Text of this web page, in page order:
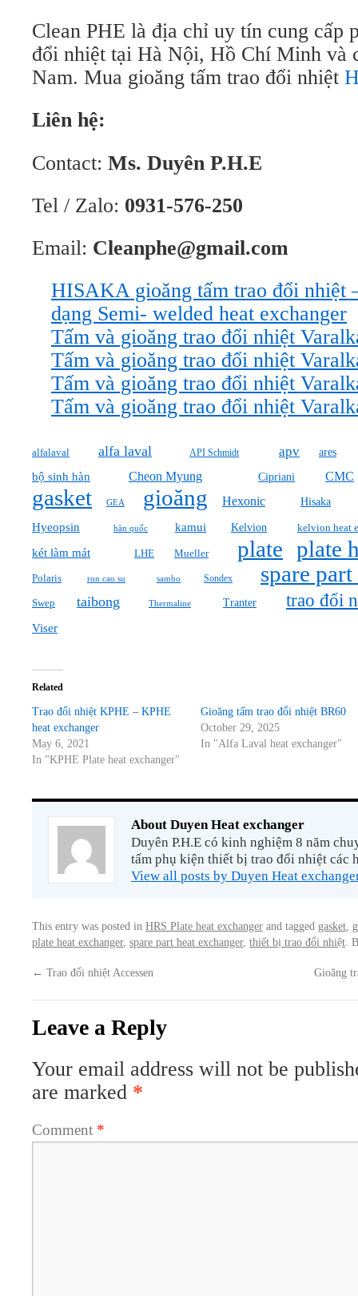
Clean PHE là địa chỉ uy tín cung cấp
đổi nhiệt tại Hà Nội, Hồ Chí Minh và
Nam. Mua gioăng tấm trao đổi nhiệt
Liên hệ:
Contact: Ms. Duyên P.H.E
Tel / Zalo: 0931-576-250
Email: Cleanphe@gmail.com
HISAKA gioăng tấm trao đổi nhiệt
dạng Semi- welded heat exchanger
Tấm và gioăng trao đổi nhiệt
Tấm và gioăng trao đổi nhiệt
Tấm và gioăng trao đổi nhiệt
Tấm và gioăng trao đổi nhiệt
alfalaval alfa laval API Schmidt apv
ares
bộ sinh hàn
Cheon Myung Cipriani CMC
gasket GEA gioăng Hexonic Hisaka
Hyeopsin hàn quốc kamui Kelvion kelvion heat
két làm mát LHE Mueller plate plate
Polaris ron cao su sambo Sondex spare
Swep taibong Thermaline Tranter trao đổi
Viser
Related
Trao đổi nhiệt KPHE – KPHE
heat exchanger
May 6, 2021
In "KPHE Plate heat exchanger"
Gioăng tấm trao đổi nhiệt BR60
October 29, 2025
In "Alfa Laval heat exchanger"
About Duyen Heat exchanger
Duyên P.H.E có kinh nghiệm 8 năm
tấm phụ kiện thiết bị trao đổi nhiệt các
View all posts by Duyen Heat
This entry was posted in HRS Plate heat exchanger and tagged gasket
plate heat exchanger, spare part heat exchanger, thiết bị trao đổi nhiệt .
← Trao đổi nhiệt Accessen Gioăng
Leave a Reply
Your email address will not be
are marked *
Comment *